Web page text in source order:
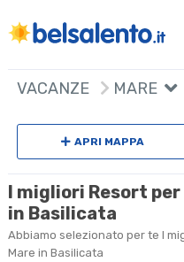
VACANZE MARE
APRI MAPPA
I migliori Resort per
in Basilicata
Abbiamo selezionato per te I
Mare in Basilicata
+